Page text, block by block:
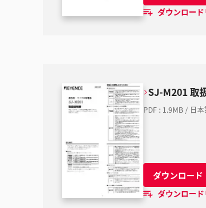
ダウンロー
SJ-M201 取
PDF : 1.9MB / 日
ダウンロード
ダウンロー